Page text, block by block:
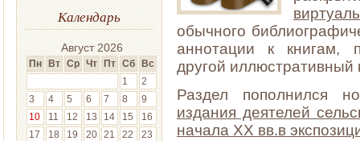
Календарь
Август 2026
Пн Вт Ср Чт Пт Сб Вс
1
2
3
4 5 6 7 8
9
10
11 12 13 14 15
16
17
18 19 20 21 22
23
обычного
аннотации к книгам,
другой иллюстративный
Раздел пополнился
издания деятелей
начала XX вв.в